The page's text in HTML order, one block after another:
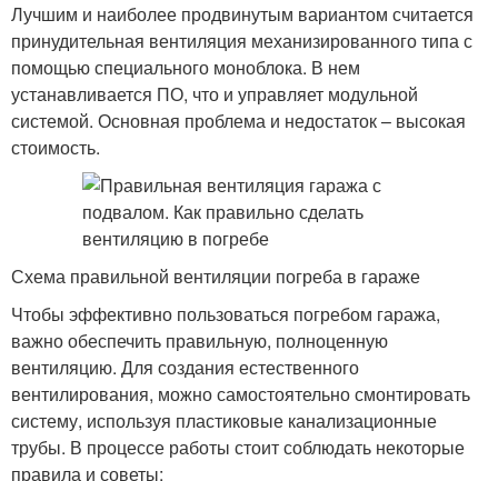
Лучшим и наиболее продвинутым вариантом считается
принудительная вентиляция механизированного типа с
помощью специального моноблока. В нем
устанавливается ПО, что и управляет модульной
системой. Основная проблема и недостаток – высокая
стоимость.
Схема правильной вентиляции погреба в гараже
Чтобы эффективно пользоваться погребом гаража,
важно обеспечить правильную, полноценную
вентиляцию. Для создания естественного
вентилирования, можно самостоятельно смонтировать
систему, используя пластиковые канализационные
трубы. В процессе работы стоит соблюдать некоторые
правила и советы: